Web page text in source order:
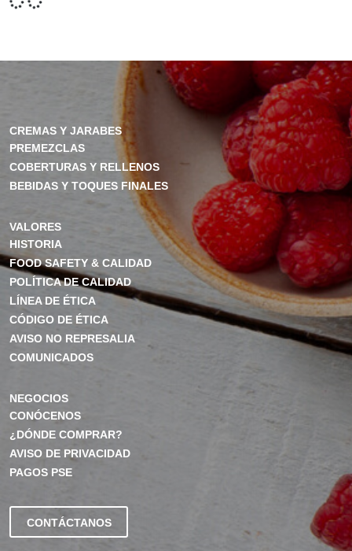
CREMAS Y JARABES
PREMEZCLAS
COBERTURAS Y RELLENOS
BEBIDAS Y TOQUES FINALES
VALORES
HISTORIA
FOOD SAFETY & CALIDAD
POLÍTICA DE CALIDAD
LÍNEA DE ÉTICA
CÓDIGO DE ÉTICA
AVISO NO REPRESALIA
COMUNICADOS
NEGOCIOS
CONÓCENOS
¿DÓNDE COMPRAR?
AVISO DE PRIVACIDAD
PAGOS PSE
CONTÁCTANOS